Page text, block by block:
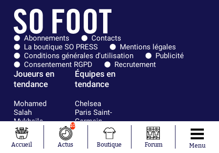
Abonnements
Contacts
La boutique SO PRESS
Mentions légales
Conditions générales d'utilisation
Publicité
Consentement RGPD
Recrutement
Joueurs en
tendance
Mohamed
Salah
Mykhailo
Mudryk
Neymar
Khalis Merah
Équipes en
tendance
Chelsea
Paris Saint-
Germain
Bordeaux
Olympique
lyonnais
Accueil
10
Actus Boutique Forum Menu